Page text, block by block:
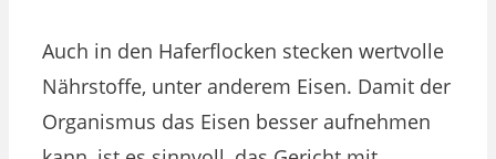
Auch in den Haferflocken stecken wertvolle
Nährstoffe, unter anderem Eisen. Damit der
Organismus das Eisen besser aufnehmen